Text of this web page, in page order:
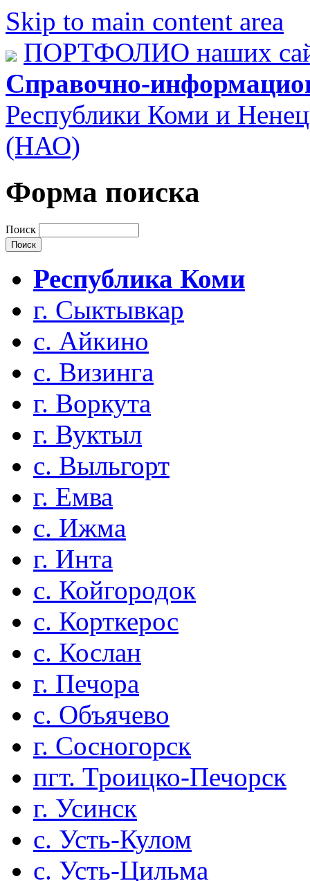
Skip to main content area
ПОРТФОЛИО наших
Справочно-
Республики Коми и
(НАО)
Форма поиска
Поиск
Республика Коми
г. Сыктывкар
с. Айкино
с. Визинга
г. Воркута
г. Вуктыл
с. Выльгорт
г. Емва
с. Ижма
г. Инта
с. Койгородок
с. Корткерос
с. Кослан
г. Печора
с. Объячево
г. Сосногорск
пгт. Троицко-Печорск
г. Усинск
с. Усть-Кулом
с. Усть-Цильма